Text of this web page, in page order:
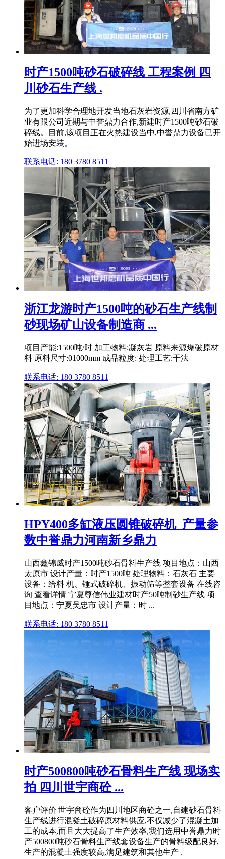
时产1500吨砂石破碎线 工程案例 四
川砂石生产线 .
为了更加科学合理地开发当地石灰岩资源,四川省南方矿
业有限公司近期与中誉鼎力合作,新建时产1500吨砂石破
碎线。目前,该项目正在火热建设当中,中誉鼎力设备已开
始进场安装。
联系电话: 180 3780 8511
浙江龙游时产1500吨的砂石生产线制
砂现场矿山设备制造商 ...
项目产能:1500吨/时 加工物料:凝灰岩 原料来源爆破原材
料 原料尺寸:01000mm 成品粒度: 处理工艺:干法
联系电话: 180 3780 8511
HPY400多缸液压圆锥破碎机_产量参
数中誉鼎力河南新乡鼎力
山西鑫锦威时产1500吨砂石骨料生产线 项目地点：山西
太原市 设计产量：时产1500吨 处理物料：石灰石 主要
设备：给料 机、锤式破碎机、振动筛等整套设备 在线咨
询 查看详情 宁夏尊信伟业建材时产50吨制砂生产线 项
目地点：宁夏吴忠市 设计产量：时 ...
联系电话: 180 3780 8511
时产500800吨砂石骨料生产线 现场实
拍 四川世宇商砼 ...
客户评价 世宇商砼作为四川地区商砼之一,自建砂石骨料
生产线进行混凝土破碎原材料供应,不仅减少了混凝土加
工的成本,而且大大提高了生产效率,我们选用中誉鼎力时
产500800吨砂石骨料生产线套设备生产的骨料级配良好,
生产的混凝土强度较高,满足建筑和其他生产 .